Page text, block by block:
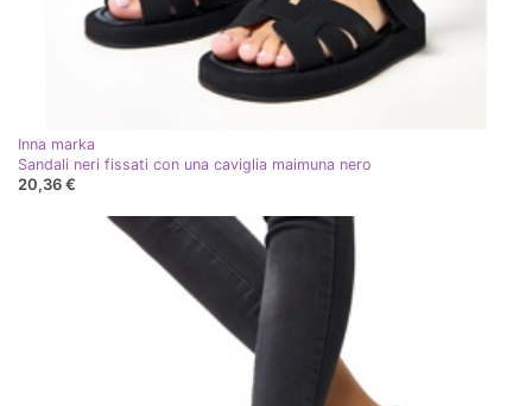
Inna marka
Sandali neri fissati con una caviglia maimuna nero
20,36 €